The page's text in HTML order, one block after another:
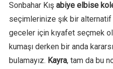
Sonbahar Kış abiye elbise
seçimlerinize şık bir
geceler için kıyafet seçmek
kumaşı derken bir anda
bulamayız. Kayra, tam da bu